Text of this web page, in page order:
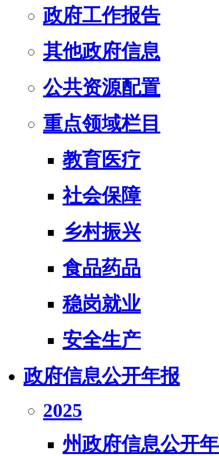
政府工作报告
其他政府信息
公共资源配置
重点领域栏目
教育医疗
社会保障
乡村振兴
食品药品
稳岗就业
安全生产
政府信息公开年报
2025
州政府信息公开